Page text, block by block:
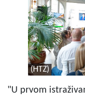
(HTZ)
"U prvom